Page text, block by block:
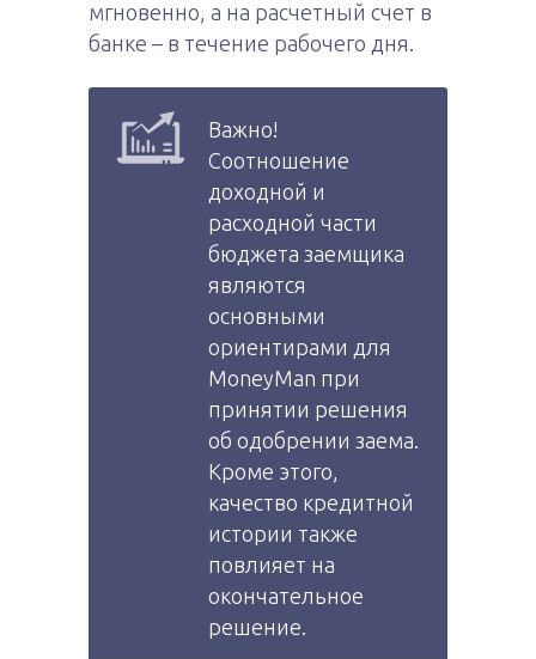
мгновенно, а на расчетный счет в
банке – в течение рабочего дня.
Важно!
Соотношение
доходной и
расходной части
бюджета заемщика
являются
основными
ориентирами для
MoneyMan при
принятии решения
об одобрении заема.
Кроме этого,
качество кредитной
истории также
повлияет на
окончательное
решение.